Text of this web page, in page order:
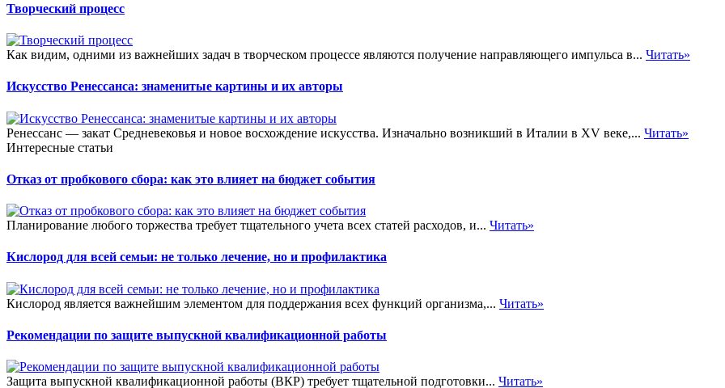
Творческий процесс
Как видим, одними из важнейших задач в творческом процессе являются получение направляющего импульса в... Читать»
Искусство Ренессанса: знаменитые картины и их авторы
Ренессанс — закат Средневековья и новое восхождение искусства. Изначально возникший в Италии в XV веке,... Читать»
Интересные статьи
Отказ от пробкового сбора: как это влияет на бюджет события
Планирование любого торжества требует тщательного учета всех статей расходов, и... Читать»
Кислород для всей семьи: не только лечение, но и профилактика
Кислород является важнейшим элементом для поддержания всех функций организма,... Читать»
Рекомендации по защите выпускной квалификационной работы
Защита выпускной квалификационной работы (ВКР) требует тщательной подготовки... Читать»